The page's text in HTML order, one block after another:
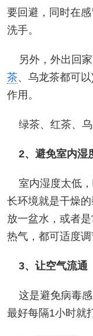
要回避，同时在
洗手。
另外，外出回
茶、乌龙茶都可以
作用。
绿茶、红茶、
2、避免室内湿
室内湿度太低
长环境就是干燥
放一盆水，或者
热气，都可适度调
3、让空气流通
这是避免病毒
最好每隔1小时就